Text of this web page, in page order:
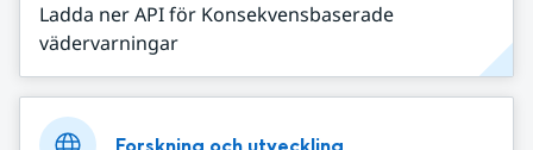
Ladda ner API för Konsekvensbaserade
vädervarningar